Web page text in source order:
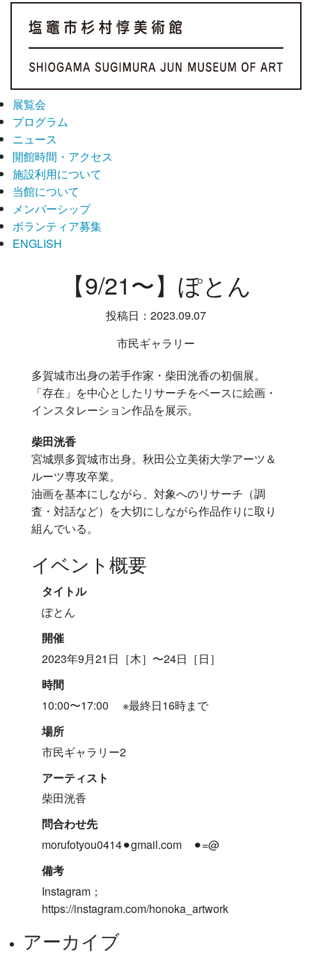
展覧会
プログラム
ニュース
開館時間・アクセス
施設利用について
当館について
メンバーシップ
ボランティア募集
ENGLISH
【9/21〜】ぽとん
投稿日：2023.09.07
市民ギャラリー
多賀城市出身の若手作家・柴田洸香の初個展。
「存在」を中心としたリサーチをベースに絵画・
インスタレーション作品を展示。
柴田洸香
宮城県多賀城市出身。秋田公立美術大学アーツ＆
ルーツ専攻卒業。
油画を基本にしながら、対象へのリサーチ（調
査・対話など）を大切にしながら作品作りに取り
組んでいる。
イベント概要
タイトル
ぽとん
開催
2023年9月21日［木］〜24日［日］
時間
10:00〜17:00 ※最終日16時まで
場所
市民ギャラリー2
アーティスト
柴田洸香
問合わせ先
morufotyou0414⚫︎gmail.com ⚫︎=@
備考
Instagram；
https://instagram.com/honoka_artwork
アーカイブ